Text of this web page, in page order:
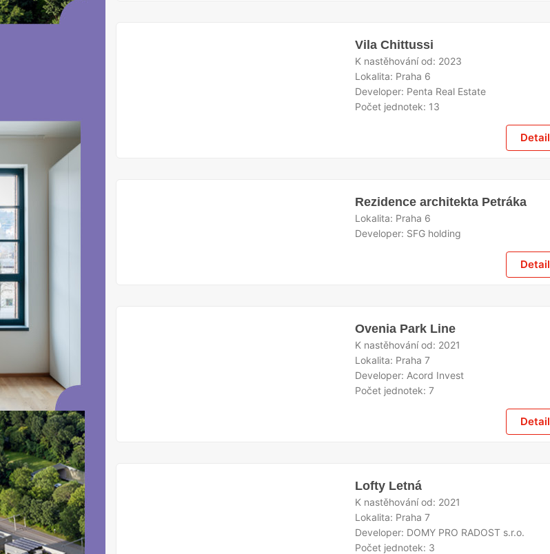
Vila Chittussi
K nastěhování od: 2023
Lokalita: Praha 6
Developer: Penta Real Estate
Počet jednotek: 13
Detail
Rezidence architekta Petráka
Lokalita: Praha 6
Developer: SFG holding
Detail
Ovenia Park Line
K nastěhování od: 2021
Lokalita: Praha 7
Developer: Acord Invest
Počet jednotek:7
Detail
Lofty Letná
K nastěhování od: 2021
Lokalita: Praha 7
Developer: DOMY PRO RADOST s.r.o.
Počet jednotek: 3